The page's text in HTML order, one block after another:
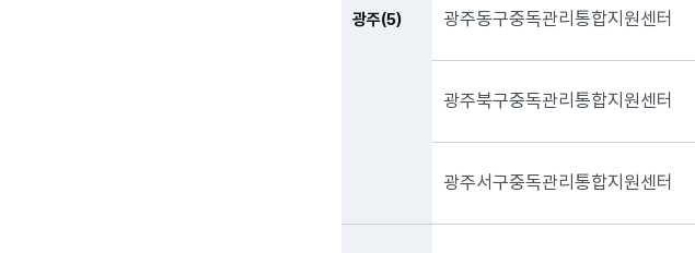
광주(5) 광주동구중독관리통합지원센터
광주북구중독관리통합지원센터
광주서구중독관리통합지원센터